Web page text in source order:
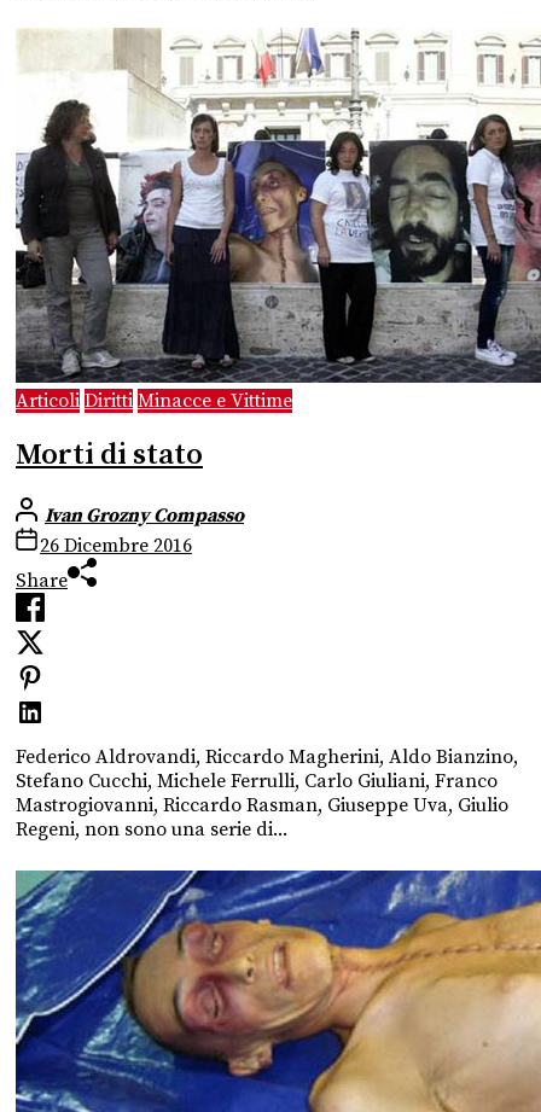
Articoli Diritti Minacce e Vittime
Morti di stato
Ivan Grozny Compasso
26 Dicembre 2016
Share
Federico Aldrovandi, Riccardo Magherini, Aldo Bianzino,
Stefano Cucchi, Michele Ferrulli, Carlo Giuliani, Franco
Mastrogiovanni, Riccardo Rasman, Giuseppe Uva, Giulio
Regeni, non sono una serie di...